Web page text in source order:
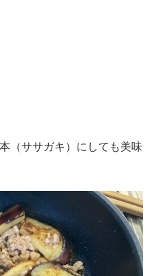
（ササガキ）にしても美味